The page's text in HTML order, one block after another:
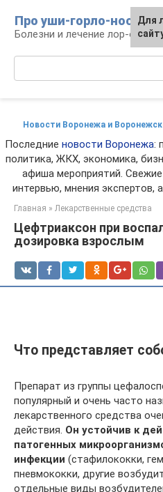
контенту
Про уши-горло-нос
Болезни и лечение лор-
Новости Воронежа и
Последние новости Воронежа:
политика, ЖКХ, экономика,
афиша мероприятий.
интервью, мнения экспертов,
Главная » Лекарственные средства
Цефтриаксон при
дозировка взрослым
Что представляет
Препарат из группы
популярный и очень часто
лекарственного средства
действия. Он устойчив к
патогенных
инфекции (стафилококки,
пневмококки, другие
отдельные виды
Для